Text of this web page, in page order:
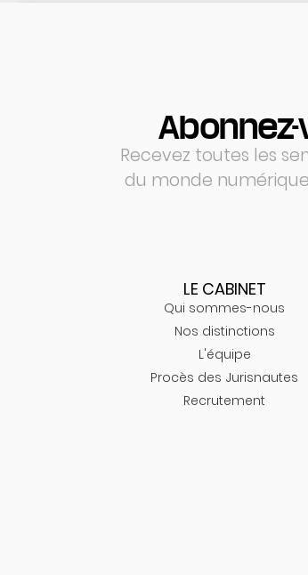
Recevez toutes les
du monde
LE CABINET
Qui sommes-nous
Nos distinctions
L'équipe
Procès des Jurisnautes
Recrutement